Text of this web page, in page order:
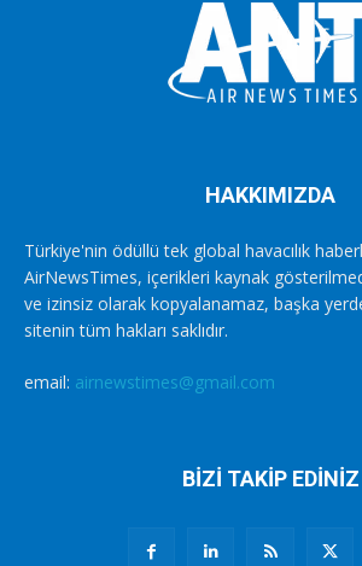
HAKKIMIZDA
Türkiye'nin ödüllü tek global havacılık
AirNewsTimes, içerikleri kaynak
ve izinsiz olarak kopyalanamaz, başka
sitenin tüm hakları saklıdır.
email: airnewstimes@gmail.com
BİZİ TAKİP EDİNİZ